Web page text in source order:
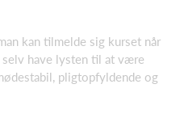
kan tilmelde sig kurset når
selv have lysten til at være
pligtopfyldende og